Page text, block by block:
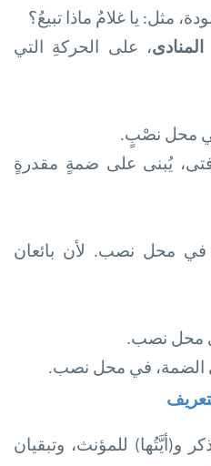
مثل: يا غلامُ ماذا تبيعُ؟
المنادى، على الحركةِ التي
محل نصْبٍ.
يُبنى على ضمةٍ مقدرةٍ
في محل نصب. لأن بائعان
محل نصب.
الضمة، في محل نصب.
و(أيَّتُها) للمؤنث، وتبقيان